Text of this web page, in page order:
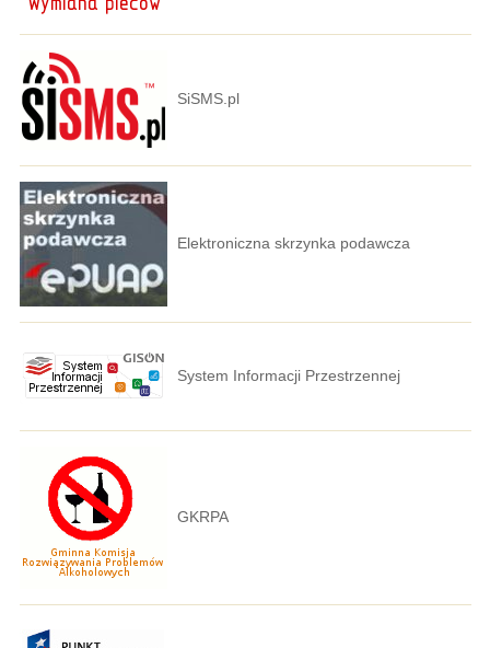
SiSMS.pl
Elektroniczna skrzynka podawcza
System Informacji Przestrzennej
GKRPA